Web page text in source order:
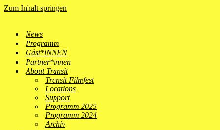
Zum Inhalt springen
News
Programm
Gäst*iNNEN
Partner*innen
About Transit
Transit Filmfest
Locations
Support
Programm 2025
Programm 2024
Archiv